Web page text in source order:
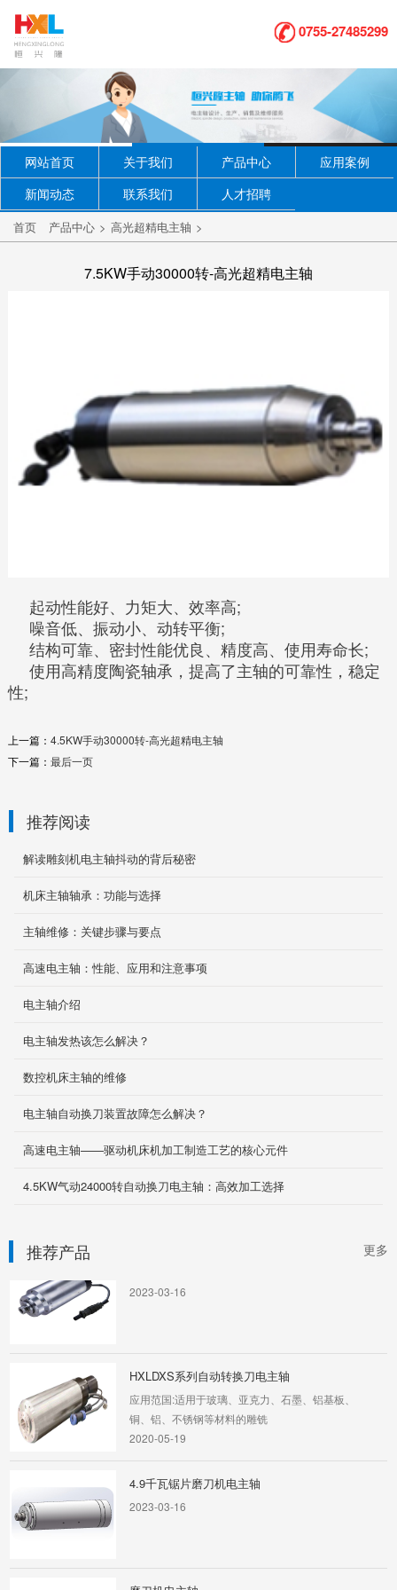
0755-27485299
网站首页 关于我们 产品中心
应用案例
新闻动态
联系我们 人才招聘
首页 产品中心 > 高光超精电主轴 >
7.5KW手动30000转-高光超精电主轴
起动性能好、力矩大、效率高;
噪音低、振动小、动转平衡;
结构可靠、密封性能优良、精度高、使用寿命长;
使用高精度陶瓷轴承，提高了主轴的可靠性，稳定
性;
上一篇： 4.5KW手动30000转-高光超精电主轴
下一篇： 最后一页
推荐阅读
解读雕刻机电主轴抖动的背后秘密
机床主轴轴承：功能与选择
主轴维修：关键步骤与要点
高速电主轴：性能、应用和注意事项
电主轴介绍
电主轴发热该怎么解决？
数控机床主轴的维修
电主轴自动换刀装置故障怎么解决？
高速电主轴——驱动机床机加工制造工艺的核心元件
4.5KW气动24000转自动换刀电主轴：高效加工选择
更多
推荐产品
5.5千瓦段差磨砂轮轴
11千瓦永磁双头磨刀机电主轴
2023-03-16
2023-03-16
HXLDXS系列自动转换刀电主轴
应用范国:适用于玻璃、亚克力、石墨、铝基板、
铜、铝、不锈钢等材料的雕铣
2020-05-19
4.9千瓦锯片磨刀机电主轴
2023-03-16
磨刀机电主轴